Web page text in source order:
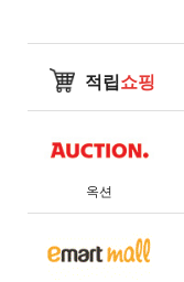
적립쇼핑
옥션